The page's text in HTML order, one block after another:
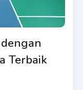
Terbaik